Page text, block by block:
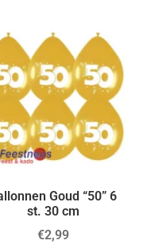
Goud “50” 6
st. 30 cm
€2,99